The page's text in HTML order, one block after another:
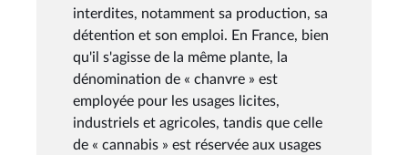
interdites, notamment sa production, sa
détention et son emploi. En France, bien
qu'il s'agisse de la même plante, la
dénomination de « chanvre » est
employée pour les usages licites,
industriels et agricoles, tandis que celle
de « cannabis » est réservée aux usages